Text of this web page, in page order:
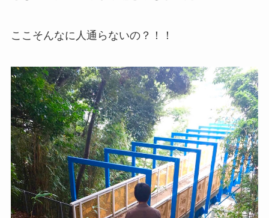
ここそんなに人通らないの？！！